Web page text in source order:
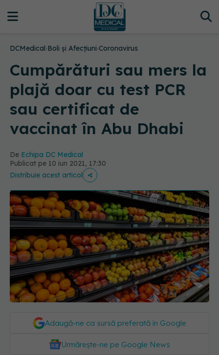
DCMedical›Boli și Afecțiuni›Coronavirus
Cumpărături sau mers la
plajă doar cu test PCR
sau certificat de
vaccinat în Abu Dhabi
De Echipa DC Medical
Publicat pe 10 iun 2021, 17:30
Distribuie acest articol
Adaugă-ne ca sursă preferată în Google
Urmărește-ne pe Google News